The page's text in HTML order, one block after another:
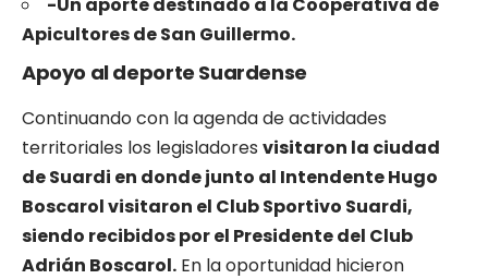
Apicultores de San Guillermo.
Apoyo al deporte Suardense
Continuando con la agenda de actividades
territoriales los legisladores visitaron la ciudad
de Suardi en donde junto al Intendente Hugo
Boscarol visitaron el Club Sportivo Suardi,
siendo recibidos por el Presidente del Club
Adrián Boscarol. En la oportunidad hicieron